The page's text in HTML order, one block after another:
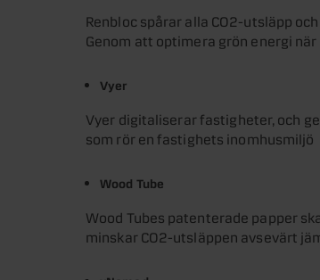
Renbloc spårar alla CO2-utsläpp
Genom att optimera grön energi
Vyer
Vyer digitaliserar fastigheter, och
som rör en fastighets inomhusmiljö
Wood Tube
Wood Tubes patenterade papper
minskar CO2-utsläppen avsevärt